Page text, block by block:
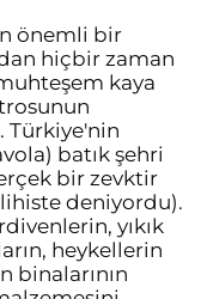
önemli bir
hiçbir zaman
kaya
Türkiye'nin
batık şehri
bir zevktir
deniyordu).
yıkık
heykellerin
binalarının